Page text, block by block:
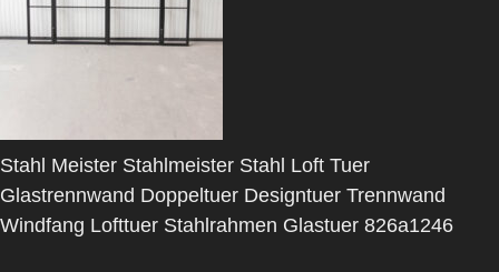
Stahl Meister Stahlmeister Stahl Loft Tuer
Glastrennwand Doppeltuer Designtuer Trennwand
Windfang Lofttuer Stahlrahmen Glastuer 826a1246